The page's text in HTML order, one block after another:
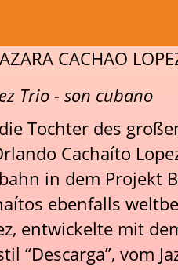
Trio - son cubano
Tochter des
Cachaíto
in dem Projekt
ebenfalls
entwickelte mit
“Descarga”, vom